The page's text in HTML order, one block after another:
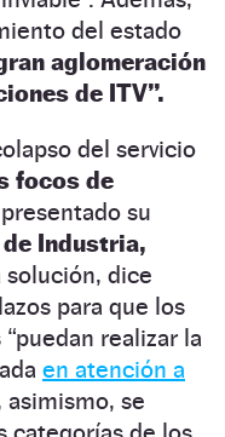
del estado
aglomeración
de ITV”.
del servicio
focos de
su
Industria,
solución, dice
para que los
realizar la
en atención a
asimismo, se